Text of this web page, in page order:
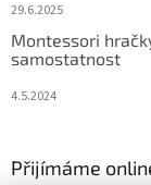
29.6.2025
Montessori
samostatnost
4.5.2024
Přijímáme